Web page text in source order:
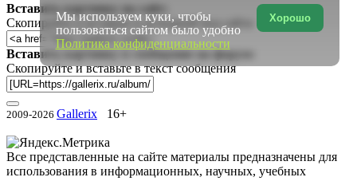
Вставить картинку на сайт:
Скопируйте и вставьте в исходный код сайта
Вставить картинку в сообщение на форум:
Скопируйте и вставьте в текст сообщения
2009-2026 Gallerix 16+
Все представленные на сайте материалы предназначены для
использования в информационных, научных, учебных
Хорошо
Мы используем куки, чтобы
пользоваться сайтом было удобно
Политика конфиденциальности